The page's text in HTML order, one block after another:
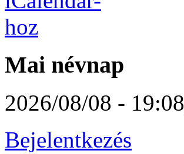
Mai névnap
2026/08/08 - 19:08
Bejelentkezés